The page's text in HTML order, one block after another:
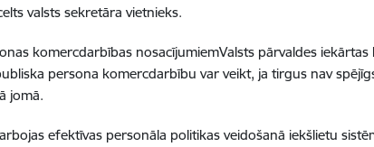
valsts sekretāra vietnieks.
komercdarbības nosacījumiemValsts pārvaldes iekārtas
persona komercdarbību var veikt, ja tirgus nav
jomā.
efektīvas personāla politikas veidošanā iekšlietu